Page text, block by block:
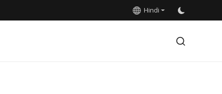
Hindi